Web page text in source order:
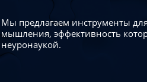
Мы предлагаем инструменты
мышления, эффективность
неуронаукой.